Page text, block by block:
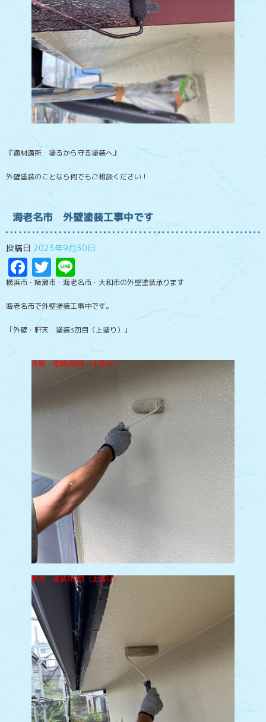
『適材適所 塗るから守る塗装へ』
外壁塗装のことなら何でもご相談ください！
海老名市 外壁塗装工事中です
投稿日 2023年9月30日
Facebook
Twitter
横浜市・綾瀬市・海老名市・大和市の外壁塗装承ります
海老名市で外壁塗装工事中です。
「外壁・軒天 塗装3回目（上塗り）」